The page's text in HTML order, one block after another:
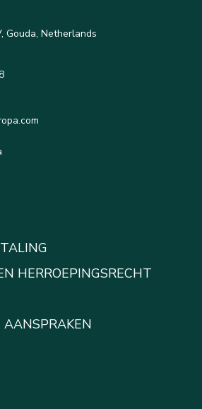
Gouda, Netherlands
HERROEPINGSRECHT